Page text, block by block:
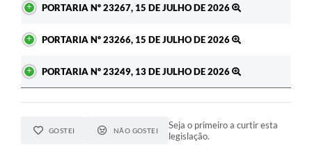
PORTARIA Nº 23267, 15 DE JULHO DE 2026
PORTARIA Nº 23266, 15 DE JULHO DE 2026
PORTARIA Nº 23249, 13 DE JULHO DE 2026
GOSTEI NÃO GOSTEI
Seja o primeiro a curtir esta
legislação.